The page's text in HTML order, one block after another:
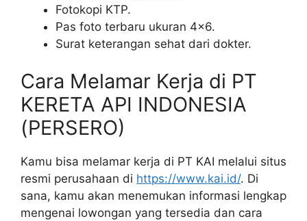
Fotokopi KTP.
Pas foto terbaru ukuran 4×6.
Surat keterangan sehat dari dokter.
Cara Melamar Kerja di PT
KERETA API INDONESIA
(PERSERO)
Kamu bisa melamar kerja di PT KAI melalui situs
resmi perusahaan di https://www.kai.id/. Di
sana, kamu akan menemukan informasi lengkap
mengenai lowongan yang tersedia dan cara